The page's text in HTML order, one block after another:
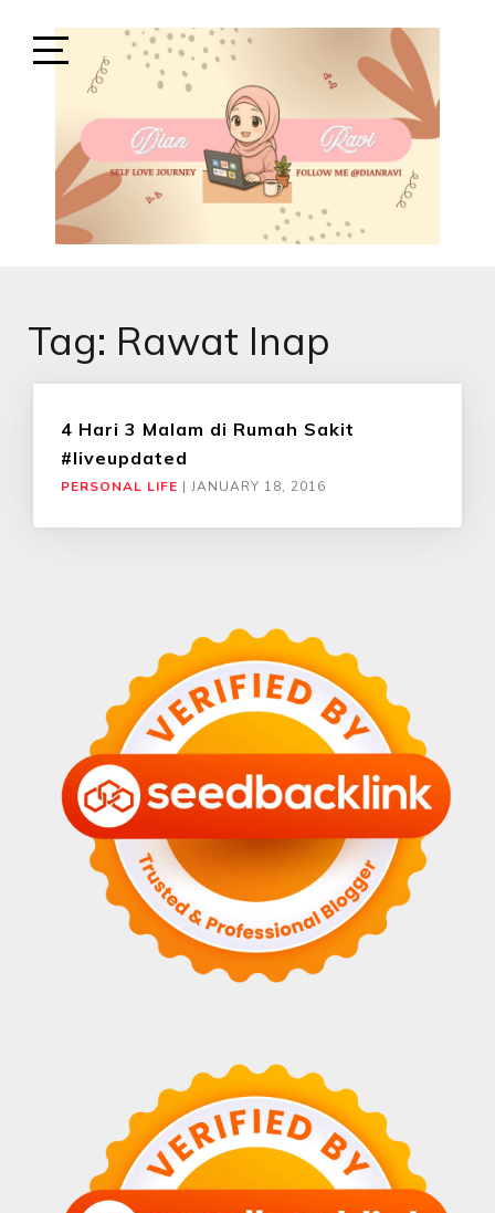
Open
Sidebar
Tag: Rawat Inap
4 Hari 3 Malam di Rumah Sakit
#liveupdated
PERSONAL LIFE | JANUARY 18, 2016